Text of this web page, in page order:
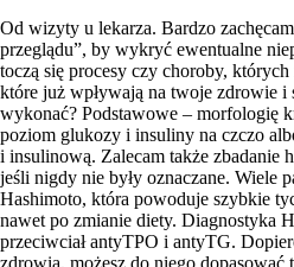
Od wizyty u lekarza. Bardzo
przeglądu”, by wykryć ewentualne
toczą się procesy czy choroby,
które już wpływają na twoje zdrowie i
wykonać? Podstawowe – morfologię
poziom glukozy i insuliny na czczo
i insulinową. Zalecam także zbadanie
jeśli nigdy nie były oznaczane. Wiele
Hashimoto, która powoduje szybkie
nawet po zmianie diety. Diagnostyka
przeciwciał antyTPO i antyTG.